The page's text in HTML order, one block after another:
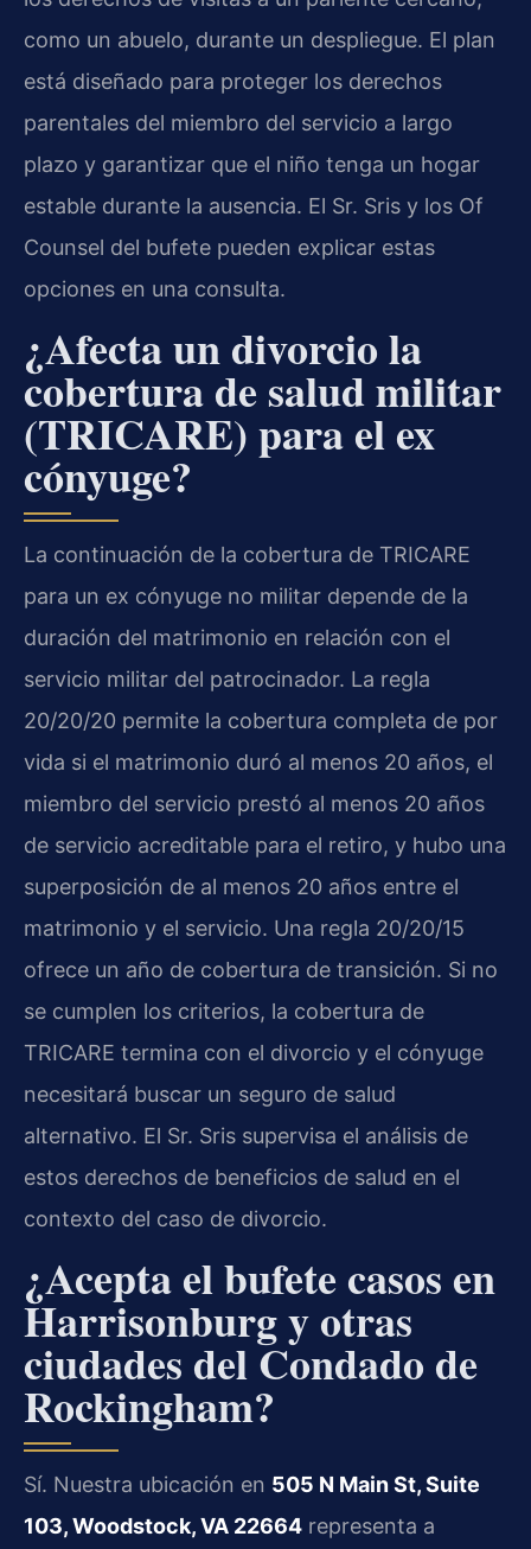
como un abuelo, durante un despliegue. El plan
está diseñado para proteger los derechos
parentales del miembro del servicio a largo
plazo y garantizar que el niño tenga un hogar
estable durante la ausencia. El Sr. Sris y los Of
Counsel del bufete pueden explicar estas
opciones en una consulta.
¿Afecta un divorcio la
cobertura de salud militar
(TRICARE) para el ex
cónyuge?
La continuación de la cobertura de TRICARE
para un ex cónyuge no militar depende de la
duración del matrimonio en relación con el
servicio militar del patrocinador. La regla
20/20/20 permite la cobertura completa de por
vida si el matrimonio duró al menos 20 años, el
miembro del servicio prestó al menos 20 años
de servicio acreditable para el retiro, y hubo una
superposición de al menos 20 años entre el
matrimonio y el servicio. Una regla 20/20/15
ofrece un año de cobertura de transición. Si no
se cumplen los criterios, la cobertura de
TRICARE termina con el divorcio y el cónyuge
necesitará buscar un seguro de salud
alternativo. El Sr. Sris supervisa el análisis de
estos derechos de beneficios de salud en el
contexto del caso de divorcio.
¿Acepta el bufete casos en
Harrisonburg y otras
ciudades del Condado de
Rockingham?
Sí. Nuestra ubicación en 505 N Main St, Suite
103, Woodstock, VA 22664 representa a